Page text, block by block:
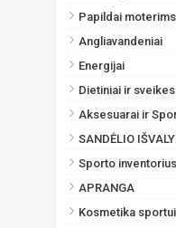
Papildai moterims
Angliavandeniai
Energijai
Dietiniai ir
Aksesuarai ir
SANDĖLIO
Sporto inventorius
APRANGA
Kosmetika sportui